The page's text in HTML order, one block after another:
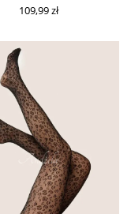
109,99 zł